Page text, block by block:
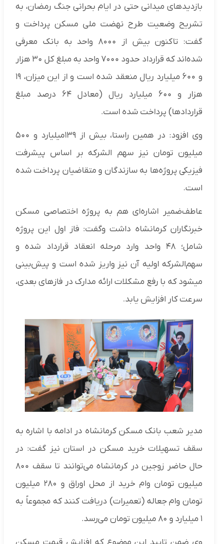
بازدیدهای میدانی حتی در ایام بحرانی جنگ رمضان، به
تشریح وضعیت طرح نهضت ملی مسکن پرداخت و
گفت: تاکنون بیش از ۸۰۰۰ واحد به بانک معرفی
شده‌اند که قرارداد حدود ۷۰۰۰ واحد به مبلغ کل ۳۰ هزار
و ۶۰۰ میلیارد ریال منعقد شده است و از این میزان، ۱۹
هزار و ۶۰۰ میلیارد ریال (معادل ۶۴ درصد مبلغ
قراردادها) پرداخت شده است.
وی افزود: در همین راستا، بیش از ۱۳۹میلیارد و ۵۰۰
میلیون تومان نیز سهم الشرکه بر اساس پیشرفت
فیزیکی پروژه‌ها به سازندگان و متقاضیان پرداخت شده
است.
عاطف‌ضمیر اشاره‌ای هم به پروژه اختصاصی مسکن
خبرنگاران کرمانشاه داشت و‌گفت: فاز اول این پروژه
شامل؛ ۴۸ واحد وارد مرحله انعقاد قرارداد شده و
سهم‌الشرکه اولیه آن نیز واریز شده است و پیش‌بینی
میشود که با رفع مشکلات ارائه مدارک در فازهای بعدی،
سرعت کار افزایش یابد.
مدیر شعب بانک مسکن کرمانشاه در ادامه با اشاره به
سقف تسهیلات خرید مسکن در استان نیز گفت: در
حال حاضر زوجین در کرمانشاه می‌توانند تا سقف ۸۰۰
میلیون تومان وام خرید از محل اوراق و ۲۸۰ میلیون
تومان وام جعاله (تعمیرات) دریافت کنند که مجموعاً به
۱ میلیارد و ۸۰ میلیون تومان می‌رسد.